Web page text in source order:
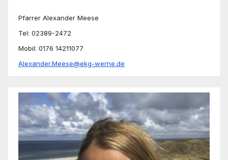
Pfarrer Alexander Meese
Tel: 02389-2472
Mobil: 0176 14211077
Alexander.Meese@ekg-werne.de